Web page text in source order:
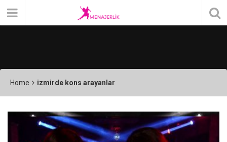
Home izmirde kons arayanlar